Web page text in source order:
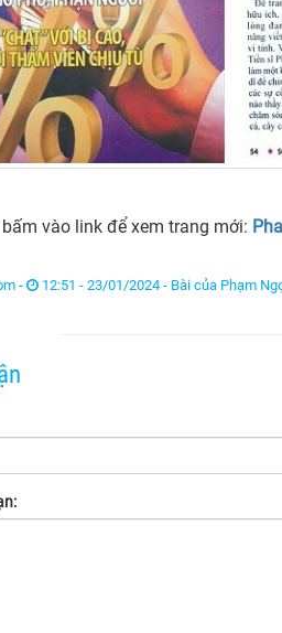
vào link để xem trang mới:
- 12:51 - 23/01/2024 - Bài của Phạm